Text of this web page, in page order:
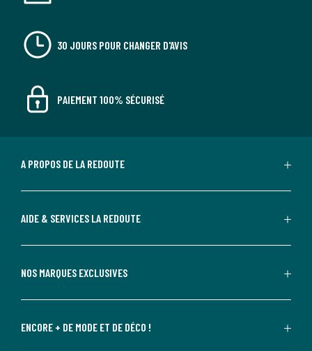
30 JOURS POUR CHANGER D'AVIS
PAIEMENT 100% SÉCURISÉ
A PROPOS DE LA REDOUTE
AIDE & SERVICES LA REDOUTE
NOS MARQUES EXCLUSIVES
ENCORE + DE MODE ET DE DÉCO !